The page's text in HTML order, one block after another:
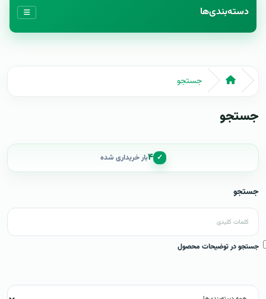
دسته‌بندی‌ها
جستجو
جستجو
✓ ۴بار خریداری شده
جستجو
جستجو در توضیحات محصول